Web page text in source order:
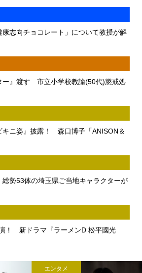
志向チョコレート」について教授が解
ー』渡す 市立小学校教諭(50代)懲戒処
キニ姿』披露！ 森口博子「ANISON＆
勢53体の埼玉県ご当地キャラクターが
！ 新ドラマ『ラーメンD 松平國光
エンタメ